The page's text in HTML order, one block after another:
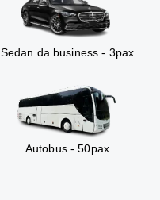
Sedan da business - 3pax
Autobus - 50pax